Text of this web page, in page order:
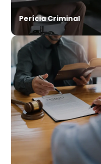
Perícia Criminal